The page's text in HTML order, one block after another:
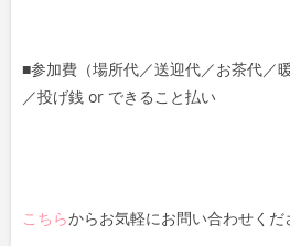
■参加費（場所代／送迎代／お茶代／
／投げ銭 or できること払い
こちらからお気軽にお問い合わせくだ